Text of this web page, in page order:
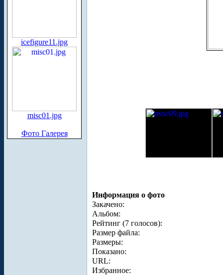
icefigure11.jpg
misc01.jpg
Фото Галерея
Информация о фото
Закачено:
Альбом:
Рейтинг (7 голосов):
Размер файла:
Размеры:
Показано:
URL:
Избранное: